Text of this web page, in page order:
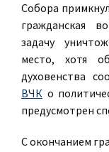
Собора
гражданская
задачу
место, хотя
духовенства
ВЧК о
предусмотрен
С окончанием